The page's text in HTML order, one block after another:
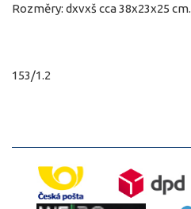
Rozměry: dxvxš cca 38x23x25 cm.
153/1.2